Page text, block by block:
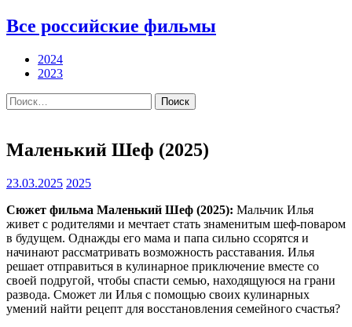
Все российские фильмы
2024
2023
Найти:
Маленький Шеф (2025)
23.03.2025 2025
Сюжет фильма Маленький Шеф (2025): Мальчик Илья
живет с родителями и мечтает стать знаменитым шеф-поваром
в будущем. Однажды его мама и папа сильно ссорятся и
начинают рассматривать возможность расставания. Илья
решает отправиться в кулинарное приключение вместе со
своей подругой, чтобы спасти семью, находящуюся на грани
развода. Сможет ли Илья с помощью своих кулинарных
умений найти рецепт для восстановления семейного счастья?